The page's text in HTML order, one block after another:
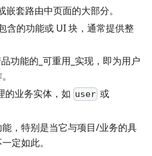
套路由中页面的大部分。
含的功能或 UI 块，通常提供整
功能的_可重用_实现，即为用户
业务实体，如 user 或
，特别是当它与项目/业务的具
定如此。